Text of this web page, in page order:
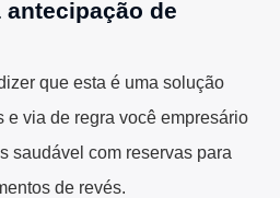
de
que esta é uma solução
e via de regra você empresário
saudável com reservas para
de revés.